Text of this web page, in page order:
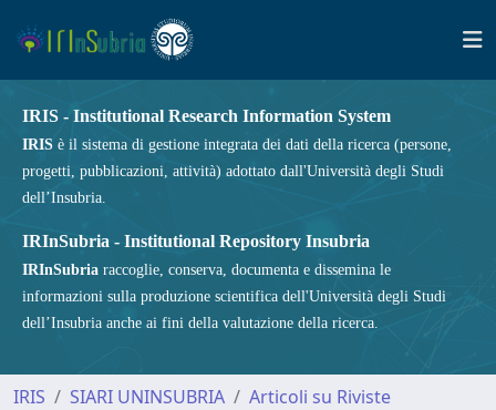
IRIS - Institutional Research Information System
IRIS è il sistema di gestione integrata dei dati della ricerca (persone,
progetti, pubblicazioni, attività) adottato dall'Università degli Studi
dell’Insubria.
IRInSubria - Institutional Repository Insubria
IRInSubria raccoglie, conserva, documenta e dissemina le
informazioni sulla produzione scientifica dell'Università degli Studi
dell’Insubria anche ai fini della valutazione della ricerca.
IRIS SIARI UNINSUBRIA
Articoli su Riviste